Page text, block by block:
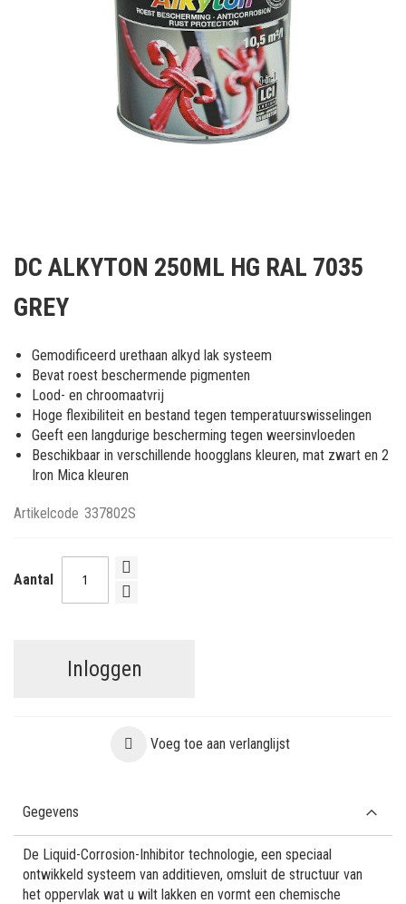
het
van
afbeeldingen-
gallerij
DC ALKYTON 250ML HG RAL 7035
GREY
Gemodificeerd urethaan alkyd lak systeem
Bevat roest beschermende pigmenten
Lood- en chroomaatvrij
Hoge flexibiliteit en bestand tegen temperatuurswisselingen
Geeft een langdurige bescherming tegen weersinvloeden
Beschikbaar in verschillende hoogglans kleuren, mat zwart en 2
Iron Mica kleuren
Artikelcode 337802S
Aantal
Inloggen
Voeg toe aan verlanglijst
Gegevens
De Liquid-Corrosion-Inhibitor technologie, een speciaal
ontwikkeld systeem van additieven, omsluit de structuur van
het oppervlak wat u wilt lakken en vormt een chemische